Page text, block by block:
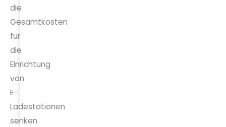
die
Gesamtkosten
für
die
Einrichtung
von
E-
Ladestationen
senken.